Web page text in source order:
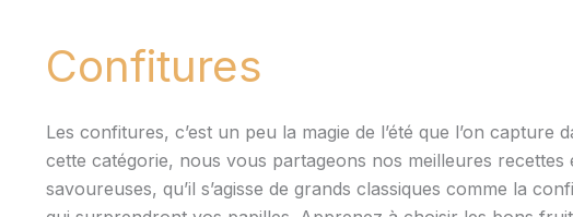
Confitures
Les confitures, c’est un peu la magie de l’été que l’on
cette catégorie, nous vous partageons nos meilleures
savoureuses, qu’il s’agisse de grands classiques comme la